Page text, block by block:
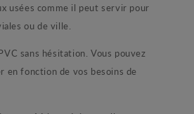
usées comme il peut servir pour
ou de ville.
sans hésitation. Vous pouvez
en fonction de vos besoins de